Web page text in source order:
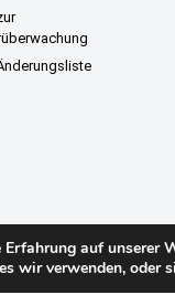
auf unserer
wir verwenden, oder